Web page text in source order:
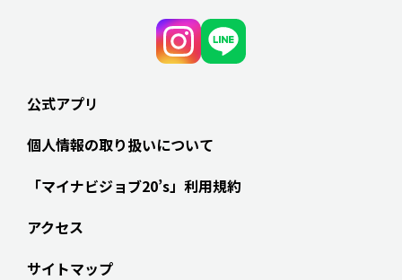
公式アプリ
個人情報の取り扱いについて
「マイナビジョブ20’s」利用規約
アクセス
サイトマップ